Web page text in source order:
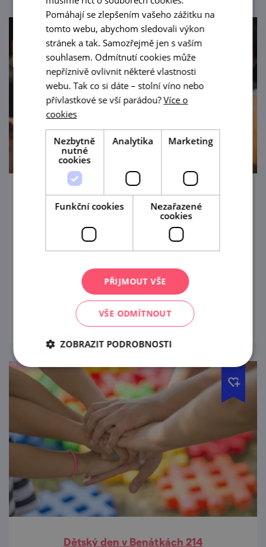
Letní grilování v Benátkách 214
1. 7. — 31. 8. '26
Letní pohodovou atmosféru si můžete
214 ve Vranově nad Dyjí.
prohlédnout
Dětský den v Benátkách 214
Pomáhají se zlepšením vašeho zážitku na
tomto webu, abychom sledovali výkon
stránek a tak. Samozřejmě jen s vaším
souhlasem. Odmítnutí cookies může
nepříznivě ovlivnit některé vlastnosti
webu. Tak co si dáte – stolní víno nebo
přívlastkové se vší parádou?Více o
cookies
Nezbytně
nutné
cookies
Analytika Marketing
Funkční cookies
Nezařazené
cookies
PŘIJMOUT VŠE
VŠE ODMÍTNOUT
ZOBRAZIT PODROBNOSTI